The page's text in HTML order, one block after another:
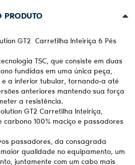
PRODUTO
GT2 Carretilha Inteiriça 6 Pés
TSC, que consiste em duas
fundidas em uma única peça,
a inferior tubular, tornando-a até
anteriores mantendo sua força
a resistência.
GT2 Carretilha Inteiriça,
100% maciço e passadores
passadores, da consagrada
qualidade no equipamento, um
juntamente com um cabo mais